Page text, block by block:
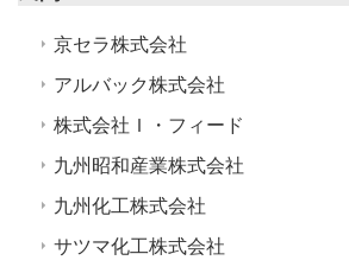
京セラ株式会社
アルバック株式会社
株式会社Ｉ・フィード
九州昭和産業株式会社
九州化工株式会社
サツマ化工株式会社